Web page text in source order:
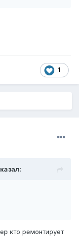
1
кто ремонтирует